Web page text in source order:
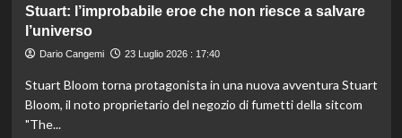
riuscirà
a
la
vedova
nera?
Stuart: l’improbabile eroe che non riesce a salvare
l’universo
Dario Cangemi 23 Luglio 2026 : 17:40
Stuart Bloom torna protagonista in una nuova avventura Stuart
Bloom, il noto proprietario del negozio di fumetti della sitcom
"The...